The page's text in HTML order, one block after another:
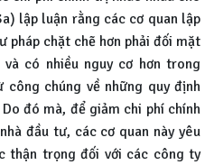
lập luận rằng các cơ quan lập
pháp chặt chẽ hơn phải đối mặt
có nhiều nguy cơ hơn trong
chúng về những quy định
đó mà, để giảm chi phí chính
đầu tư, các cơ quan này yêu
thận trọng đối với các công ty